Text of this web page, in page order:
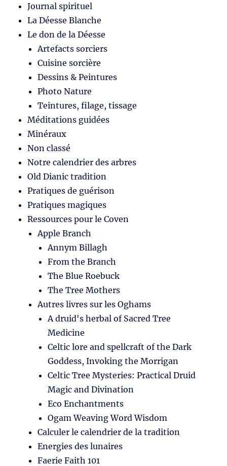
Journal spirituel
La Déesse Blanche
Le don de la Déesse
Artefacts sorciers
Cuisine sorcière
Dessins & Peintures
Photo Nature
Teintures, filage, tissage
Méditations guidées
Minéraux
Non classé
Notre calendrier des arbres
Old Dianic tradition
Pratiques de guérison
Pratiques magiques
Ressources pour le Coven
Apple Branch
Annym Billagh
From the Branch
The Blue Roebuck
The Tree Mothers
Autres livres sur les Oghams
A druid's herbal of Sacred Tree
Medicine
Celtic lore and spellcraft of the Dark
Goddess, Invoking the Morrigan
Celtic Tree Mysteries: Practical Druid
Magic and Divination
Eco Enchantments
Ogam Weaving Word Wisdom
Calculer le calendrier de la tradition
Energies des lunaires
Faerie Faith 101